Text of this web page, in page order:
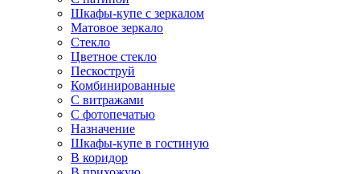
Шкафы-купе с зеркалом
Матовое зеркало
Стекло
Цветное стекло
Пескоструй
Комбинированные
С витражами
С фотопечатью
Назначение
Шкафы-купе в гостиную
В коридор